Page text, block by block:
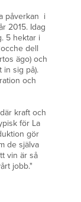
påverkan i
2015. Idag
5 hektar i
dell
ägo) och
in sig på).
och
kraft och
för La
gör
de själva
vin är så
jobb."